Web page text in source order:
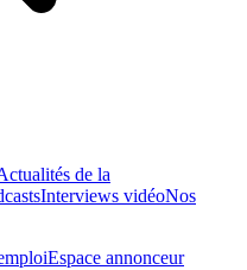
de la
Interviews vidéoNos
Espace annonceur